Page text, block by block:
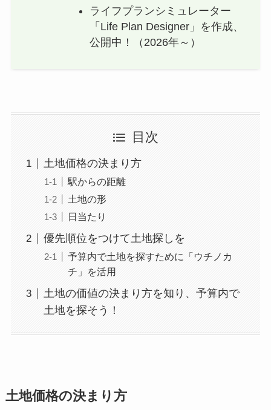
ライフプランシミュレーター
「Life Plan Designer」を作成、
公開中！（2026年～）
目次
土地価格の決まり方
駅からの距離
土地の形
日当たり
優先順位をつけて土地探しを
予算内で土地を探すために「ウチノカ
チ」を活用
土地の価値の決まり方を知り、予算内で
土地を探そう！
土地価格の決まり方